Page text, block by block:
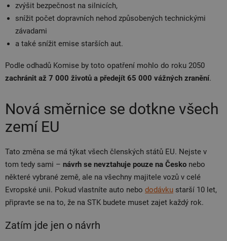
zvýšit bezpečnost na silnicích,
snížit počet dopravních nehod způsobených technickými
závadami
a také snížit emise starších aut.
Podle odhadů Komise by toto opatření mohlo do roku 2050
zachránit až 7 000 životů a předejít 65 000 vážných zranění.
Nová směrnice se dotkne všech
zemí EU
Tato změna se má týkat všech členských států EU. Nejste v
tom tedy sami – návrh se nevztahuje pouze na Česko nebo
některé vybrané země, ale na všechny majitele vozů v celé
Evropské unii. Pokud vlastníte auto nebo dodávku starší 10 let,
připravte se na to, že na STK budete muset zajet každý rok.
Zatím jde jen o návrh